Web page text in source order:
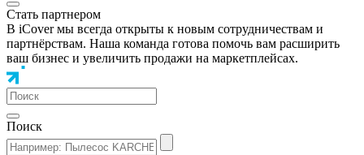
Стать партнером
В iCover мы всегда открыты к новым сотрудничествам и
партнёрствам. Наша команда готова помочь вам расширить
ваш бизнес и увеличить продажи на маркетплейсах.
Поиск